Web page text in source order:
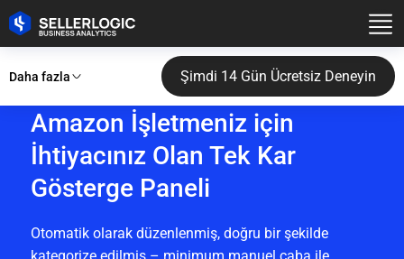
Daha fazla Şimdi 14 Gün Ücretsiz Deneyin
Amazon İşletmeniz için
İhtiyacınız Olan Tek Kar
Gösterge Paneli
Otomatik olarak düzenlenmiş, doğru bir şekilde
kategorize edilmiş – minimum manuel çaba ile